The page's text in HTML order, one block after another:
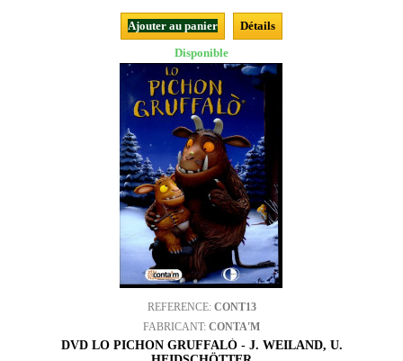
Ajouter au panier
Détails
Disponible
REFERENCE: CONT13
FABRICANT: CONTA'M
DVD LO PICHON GRUFFALÒ - J. WEILAND, U.